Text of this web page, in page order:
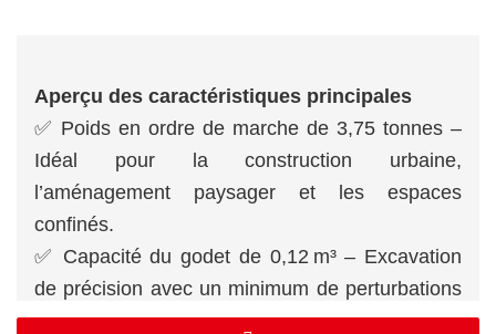
Aperçu des caractéristiques principales
✅ Poids en ordre de marche de 3,75 tonnes –
Idéal pour la construction urbaine,
l’aménagement paysager et les espaces
confinés.
✅ Capacité du godet de 0,12 m³ – Excavation
de précision avec un minimum de perturbations
sur le site.